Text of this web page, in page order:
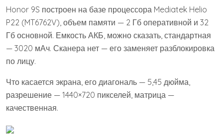
Honor 9S построен на базе процессора Mediatek Helio
P22 (MT6762V), объем памяти — 2 Гб оперативной и 32
Гб основной. Емкость АКБ, можно сказать, стандартная
— 3020 мАч. Сканера нет — его заменяет разблокировка
по лицу.
Что касается экрана, его диагональ — 5,45 дюйма,
разрешение — 1440×720 пикселей, матрица —
качественная.